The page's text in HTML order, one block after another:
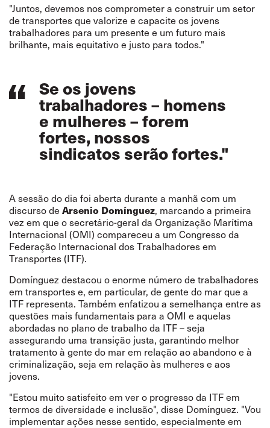
"Juntos, devemos nos comprometer a construir um setor
de transportes que valorize e capacite os jovens
trabalhadores para um presente e um futuro mais
brilhante, mais equitativo e justo para todos."
Se os jovens
trabalhadores – homens
e mulheres – forem
fortes, nossos
sindicatos serão fortes."
A sessão do dia foi aberta durante a manhã com um
discurso de Arsenio Domínguez, marcando a primeira
vez em que o secretário-geral da Organização Marítima
Internacional (OMI) compareceu a um Congresso da
Federação Internacional dos Trabalhadores em
Transportes (ITF).
Domínguez destacou o enorme número de trabalhadores
em transportes e, em particular, de gente do mar que a
ITF representa. Também enfatizou a semelhança entre as
questões mais fundamentais para a OMI e aquelas
abordadas no plano de trabalho da ITF – seja
assegurando uma transição justa, garantindo melhor
tratamento à gente do mar em relação ao abandono e à
criminalização, seja em relação às mulheres e aos
jovens.
"Estou muito satisfeito em ver o progresso da ITF em
termos de diversidade e inclusão", disse Domínguez. "Vou
implementar ações nesse sentido, especialmente em